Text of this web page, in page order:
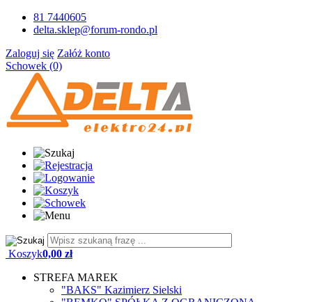
81 7440605
delta.sklep@forum-rondo.pl
Zaloguj się Załóż konto
Schowek (0)
Koszyk0,00 zł
STREFA MAREK
"BAKS" Kazimierz Sielski